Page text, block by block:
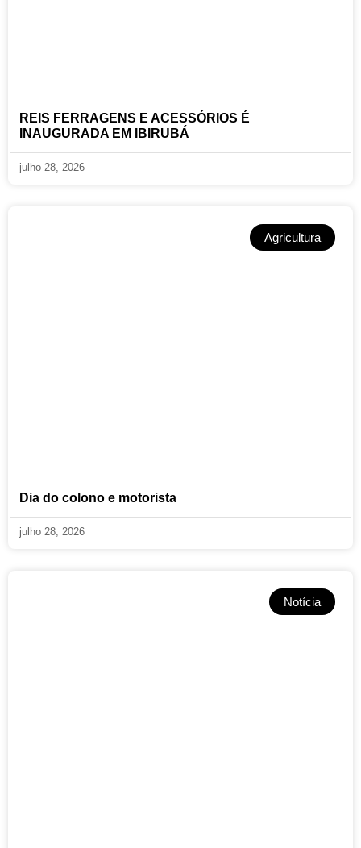
REIS FERRAGENS E ACESSÓRIOS É
INAUGURADA EM IBIRUBÁ
julho 28, 2026
Agricultura
Dia do colono e motorista
julho 28, 2026
Notícia